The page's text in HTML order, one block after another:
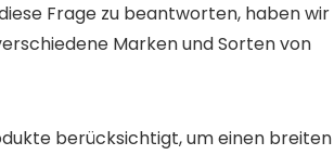
Frage zu beantworten, haben wir
Marken und Sorten von
berücksichtigt, um einen breiten